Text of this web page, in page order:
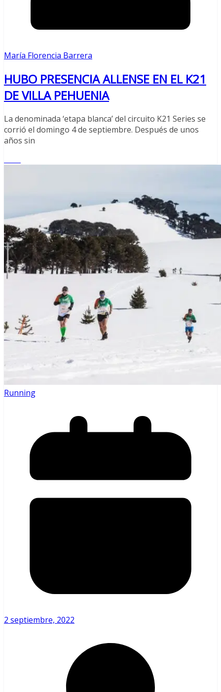
María Florencia Barrera
HUBO PRESENCIA ALLENSE EN EL K21
DE VILLA PEHUENIA
La denominada ‘etapa blanca’ del circuito K21 Series se
corrió el domingo 4 de septiembre. Después de unos
años sin
Running
2 septiembre, 2022